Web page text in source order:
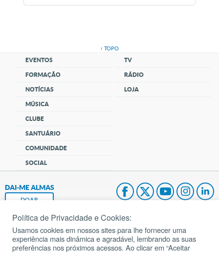
↑ TOPO
EVENTOS
FORMAÇÃO
NOTÍCIAS
MÚSICA
CLUBE
SANTUÁRIO
COMUNIDADE
SOCIAL
TV
RÁDIO
LOJA
DAI-ME ALMAS
DOAR
Fundação João Paulo II
Pedido de Oração
Política de Privacidade e Cookies:
Usamos cookies em nossos sites para lhe fornecer uma
experiência mais dinâmica e agradável, lembrando as suas
preferências nos próximos acessos. Ao clicar em “Aceitar